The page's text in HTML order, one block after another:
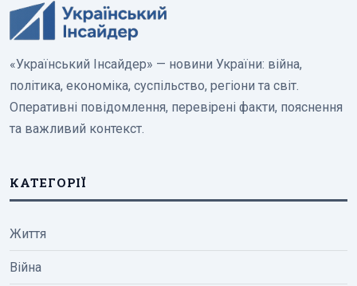
«Український Інсайдер» — новини України: війна,
політика, економіка, суспільство, регіони та світ.
Оперативні повідомлення, перевірені факти, пояснення
та важливий контекст.
КАТЕГОРІЇ
Життя
Війна